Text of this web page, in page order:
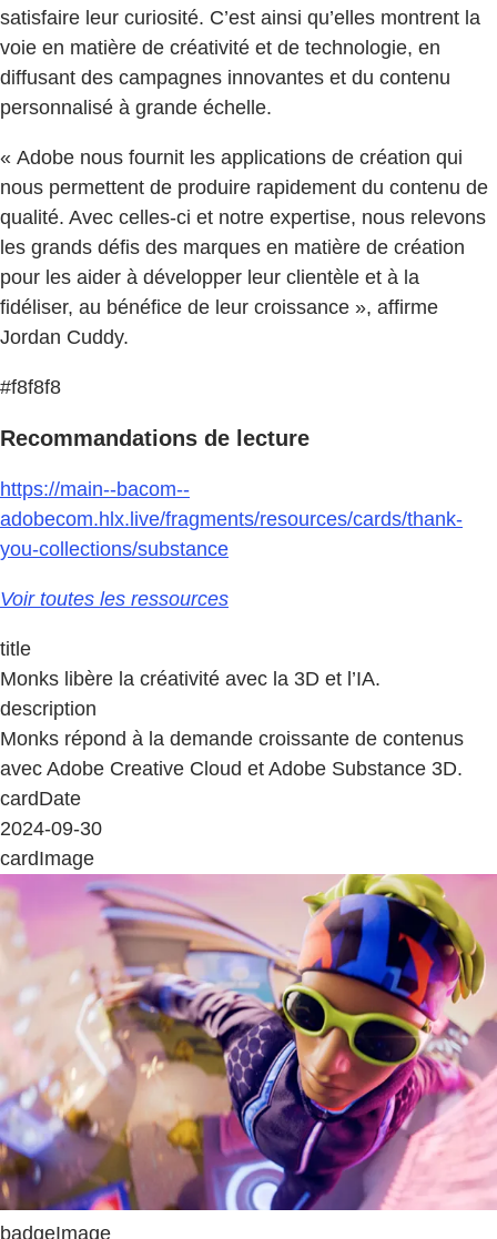
satisfaire leur curiosité. C’est ainsi qu’elles montrent la
voie en matière de créativité et de technologie, en
diffusant des campagnes innovantes et du contenu
personnalisé à grande échelle.
« Adobe nous fournit les applications de création qui
nous permettent de produire rapidement du contenu de
qualité. Avec celles-ci et notre expertise, nous relevons
les grands défis des marques en matière de création
pour les aider à développer leur clientèle et à la
fidéliser, au bénéfice de leur croissance », affirme
Jordan Cuddy.
#f8f8f8
Recommandations de lecture
https://main--bacom--
adobecom.hlx.live/fragments/resources/cards/thank-
you-collections/substance
Voir toutes les ressources
title
Monks libère la créativité avec la 3D et l’IA.
description
Monks répond à la demande croissante de contenus
avec Adobe Creative Cloud et Adobe Substance 3D.
cardDate
2024-09-30
cardImage
badgeImage